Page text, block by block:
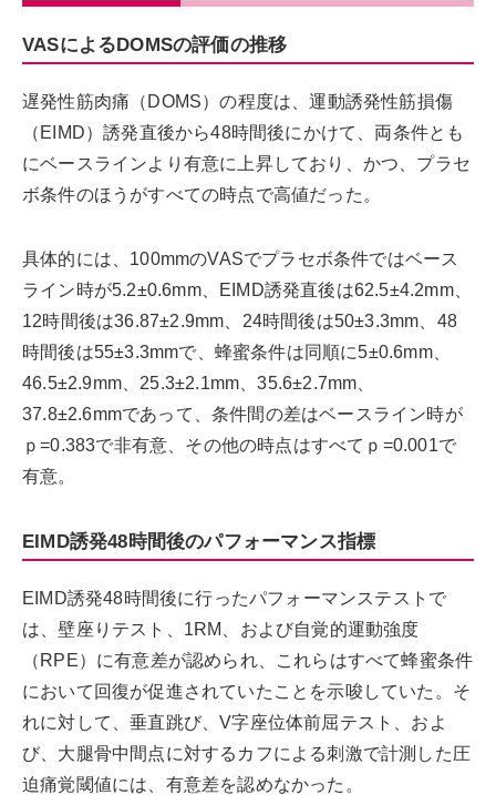
VASによるDOMSの評価の推移
遅発性筋肉痛（DOMS）の程度は、運動誘発性筋損傷
（EIMD）誘発直後から48時間後にかけて、両条件とも
にベースラインより有意に上昇しており、かつ、プラセ
ボ条件のほうがすべての時点で高値だった。
具体的には、100mmのVASでプラセボ条件ではベース
ライン時が5.2±0.6mm、EIMD誘発直後は62.5±4.2mm、
12時間後は36.87±2.9mm、24時間後は50±3.3mm、48
時間後は55±3.3mmで、蜂蜜条件は同順に5±0.6mm、
46.5±2.9mm、25.3±2.1mm、35.6±2.7mm、
37.8±2.6mmであって、条件間の差はベースライン時が
ｐ=0.383で非有意、その他の時点はすべてｐ=0.001で
有意。
EIMD誘発48時間後のパフォーマンス指標
EIMD誘発48時間後に行ったパフォーマンステストで
は、壁座りテスト、1RM、および自覚的運動強度
（RPE）に有意差が認められ、これらはすべて蜂蜜条件
において回復が促進されていたことを示唆していた。そ
れに対して、垂直跳び、V字座位体前屈テスト、およ
び、大腿骨中間点に対するカフによる刺激で計測した圧
迫痛覚閾値には、有意差を認めなかった。